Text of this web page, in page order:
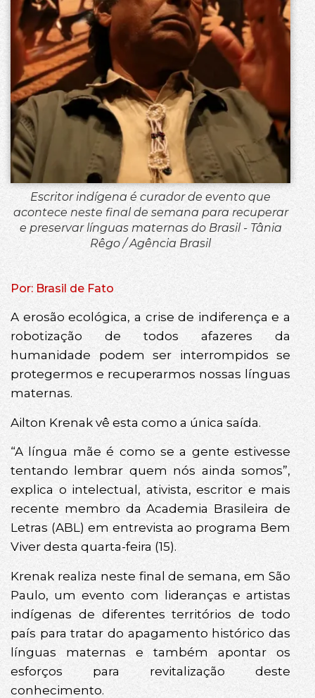
Escritor indígena é curador de evento que
acontece neste final de semana para recuperar
e preservar línguas maternas do Brasil - Tânia
Rêgo / Agência Brasil
Por: Brasil de Fato
A erosão ecológica, a crise de indiferença e a
robotização de todos afazeres da
humanidade podem ser interrompidos se
protegermos e recuperarmos nossas línguas
maternas.
Ailton Krenak vê esta como a única saída.
“A língua mãe é como se a gente estivesse
tentando lembrar quem nós ainda somos”,
explica o intelectual, ativista, escritor e mais
recente membro da Academia Brasileira de
Letras (ABL) em entrevista ao programa Bem
Viver desta quarta-feira (15).
Krenak realiza neste final de semana, em São
Paulo, um evento com lideranças e artistas
indígenas de diferentes territórios de todo
país para tratar do apagamento histórico das
línguas maternas e também apontar os
esforços para revitalização deste
conhecimento.